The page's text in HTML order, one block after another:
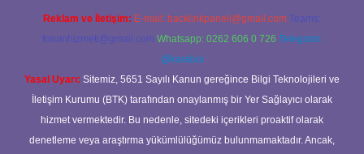
Reklam ve İletişim: E-mail: backlinkpaneli@gmail.com Teams:
forumhizmeti@gmail.com Whatsapp: 0262 606 0 726 Telegram:
@karabul
Yasal Uyarı: Sitemiz, 5651 Sayılı Kanun gereğince Bilgi Teknolojileri ve
İletişim Kurumu (BTK) tarafından onaylanmış bir Yer Sağlayıcı olarak
hizmet vermektedir. Bu nedenle, sitedeki içerikleri proaktif olarak
denetleme veya araştırma yükümlülüğümüz bulunmamaktadır. Ancak,